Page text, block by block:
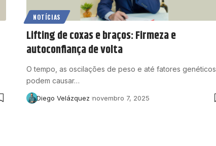
NOTÍCIAS
Lifting de coxas e braços: Firmeza e
autoconfiança de volta
O tempo, as oscilações de peso e até fatores genéticos
podem causar…
Diego Velázquez novembro 7, 2025